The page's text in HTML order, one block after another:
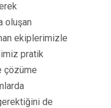
oluşan
ekiplerimizle
pratik
çözüme
de